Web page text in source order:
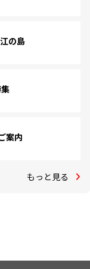
の島
案内
もっと見る